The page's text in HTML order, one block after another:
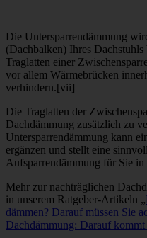
Die Untersparrendämmung
(Dachbalken) Ihres
Traglatten einer
vor allem Wärmebrücken
verhindern.[vii]
Die Traglatten der
Dachdämmung zusätzlich zu
Untersparrendämmung kann
ergänzen und stellt eine
Aufsparrendämmung für Sie
Mehr zur nachträglichen
in unserem Ratgeber-Artikeln „
dämmen? Darauf müssen Sie
Dachdämmung: Darauf